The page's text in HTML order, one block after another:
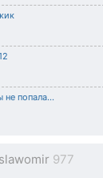
не попала...
977